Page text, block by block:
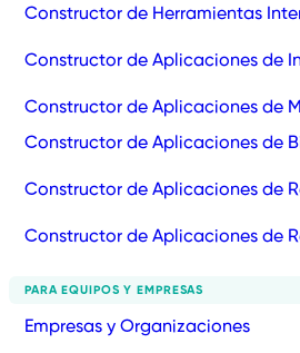
Constructor de Herramientas
Constructor de Aplicaciones de
Constructor de Aplicaciones de
Constructor de Aplicaciones de
Constructor de Aplicaciones de
Constructor de Aplicaciones de
PARA EQUIPOS Y EMPRESAS
Empresas y Organizaciones